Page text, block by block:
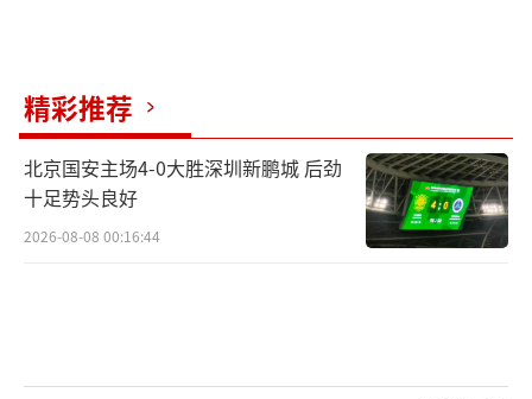
精彩推荐
北京国安主场4-0大胜深圳新鹏城 后劲
十足势头良好
2026-08-08 00:16:44